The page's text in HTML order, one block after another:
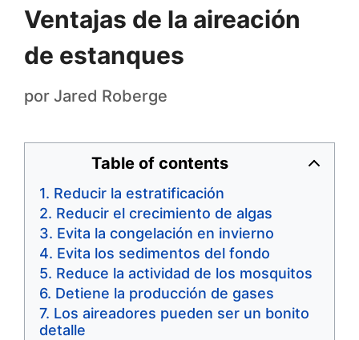
Ventajas de la aireación
de estanques
por Jared Roberge
Table of contents
Reducir la estratificación
Reducir el crecimiento de algas
Evita la congelación en invierno
Evita los sedimentos del fondo
Reduce la actividad de los mosquitos
Detiene la producción de gases
Los aireadores pueden ser un bonito
detalle